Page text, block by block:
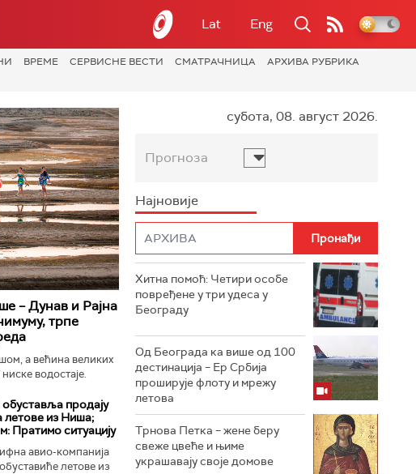
Lat Eng
ВРЕМЕ СЕРВИСНЕ ВЕСТИ СМАТРАЧНИЦА
АРХИВА РУБРИКА
– Дунав и Рајна
трпе
а већина великих
водостаје.
обуставља продају
летове из Ниша;
Пратимо ситуацију
авио-компанија
летове из
субота, 08. август 2026.
Прогноза
Најновије
Хитна помоћ: Четири особе
повређене у три удеса у
Београду
Од Београда ка више од 100
дестинација – Ер Србија
проширује флоту и мрежу
летова
Трнова Петка – жене беру
свеже цвеће и њиме
украшавају своје домове